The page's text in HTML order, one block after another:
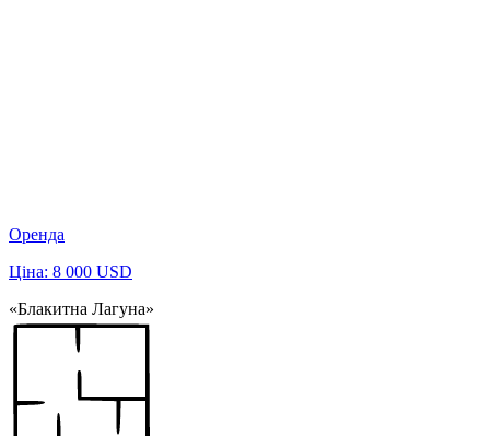
Оренда
Ціна: 8 000 USD
«Блакитна Лагуна»